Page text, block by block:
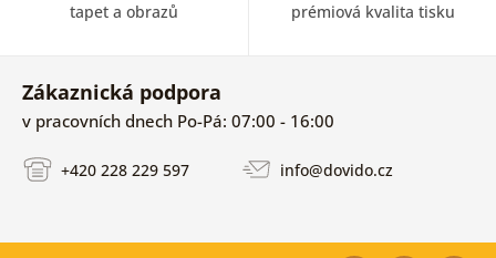
tapet a obrazů prémiová kvalita tisku
Zákaznická podpora
v pracovních dnech Po-Pá: 07:00 - 16:00
+420 228 229 597 info@dovido.cz